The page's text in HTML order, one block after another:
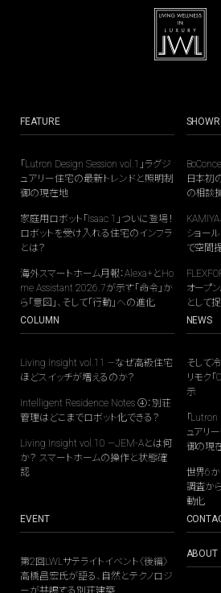
FEATURE
「Lutron Design Session vol.1」ラグジ
ュアリー住宅の最新トレンドと照明制
御の現在地
家庭用ロボット「Isaac 1」ついに登場！
ロボットを受け入れる住宅のインフラ
とは？
海外スマートホーム月報：Alexa+とHo
me Assistant 2026.7が示す「命令」か
ら「意図」、そして「行動」への進化
日本初
の相談
ショー
で空間
オープ
として
COLUMN
Living Insight vol.11 —なぜ高級住宅
ほどスイッチが増えるのか？
Intelligent Residence Notes ④：別荘
管理はどこまでロボット化できる？
Living Insight vol.10 —JEM-Aとは何
か？ スマートホームの操作と状態確
認
NEWS
そして
リモク
示
「
ュアリ
御の現
世界6か
調査か
動化
EVENT
第2回LWLサテライトイベント〈後編〉
高橋昌宏氏が語る、自然とテクノロジ
ーが共鳴する別荘建築
ABOUT